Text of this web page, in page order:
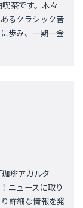
茶です。木々
るクラシック音
歩み、一期一会
琲アガルタ」
ニュースに取り
詳細な情報を発